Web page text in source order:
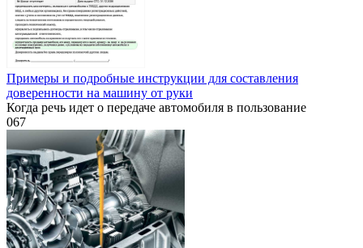
Примеры и подробные инструкции для составления
доверенности на машину от руки
Когда речь идет о передаче автомобиля в пользование
067